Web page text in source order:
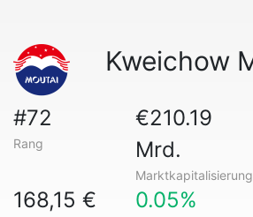
Kweichow
#72
Rang
€210.19
Mrd.
Marktkapitalisierung
168,15 € 0.05%